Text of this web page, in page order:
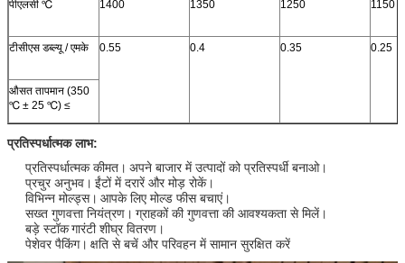
पीएलसी ℃ 1400 1350 1250 1150
टीसीएस डब्ल्यू / एमके 0.55 0.4 0.35 0.25
औसत तापमान (350
℃ ± 25 ℃) ≤
प्रतिस्पर्धात्मक लाभ:
प्रतिस्पर्धात्मक कीमत। अपने बाजार में उत्पादों को प्रतिस्पर्धी बनाओ।
प्रचुर अनुभव। ईंटों में दरारें और मोड़ रोकें।
विभिन्न मोल्ड्स। आपके लिए मोल्ड फीस बचाएं।
सख्त गुणवत्ता नियंत्रण। ग्राहकों की गुणवत्ता की आवश्यकता से मिलें।
बड़े स्टॉकगारंटी शीघ्र वितरण।
पेशेवर पैकिंग। क्षति से बचें और परिवहन में सामान सुरक्षित करें